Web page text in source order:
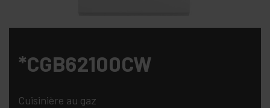
*CGB62100CW
Cuisinière au gaz